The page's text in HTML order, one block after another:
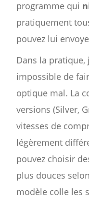
programme qui
pratiquement
pouvez lui
Dans la
impossible de
optique mal. La
versions (Silver,
vitesses de
légèrement
pouvez choisir
plus douces
modèle colle les